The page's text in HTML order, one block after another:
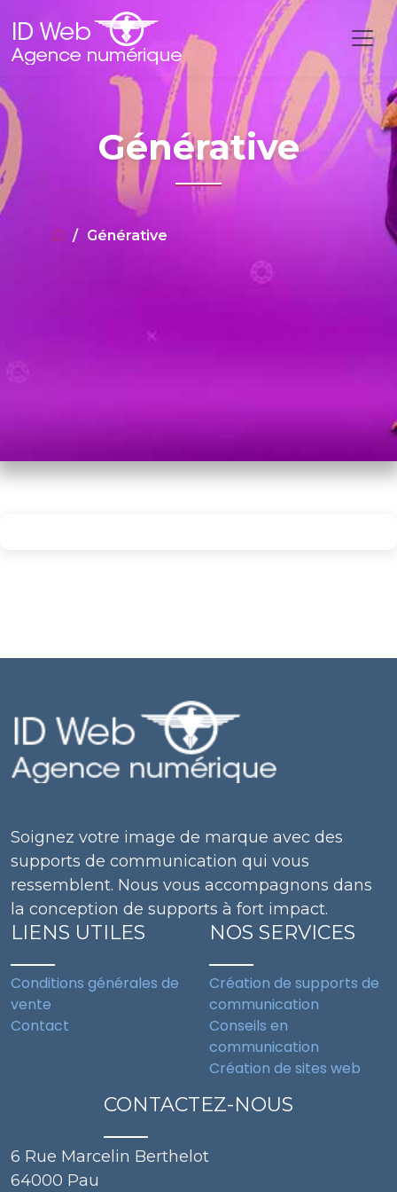
Générative
Générative
Soignez votre image de marque avec des
supports de communication qui vous
ressemblent. Nous vous accompagnons dans
la conception de supports à fort impact.
LIENS UTILES
Conditions générales de
vente
Contact
NOS SERVICES
Création de supports de
communication
Conseils en
communication
Création de sites web
CONTACTEZ-NOUS
6 Rue Marcelin Berthelot
64000 Pau